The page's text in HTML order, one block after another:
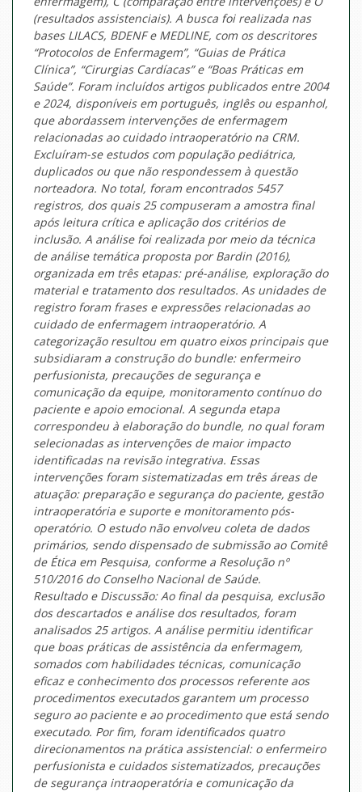
(resultados assistenciais). A busca foi realizada nas
bases LILACS, BDENF e MEDLINE, com os descritores
“Protocolos de Enfermagem”, “Guias de Prática
Clínica”, “Cirurgias Cardíacas” e “Boas Práticas em
Saúde”. Foram incluídos artigos publicados entre 2004
e 2024, disponíveis em português, inglês ou espanhol,
que abordassem intervenções de enfermagem
relacionadas ao cuidado intraoperatório na CRM.
Excluíram-se estudos com população pediátrica,
duplicados ou que não respondessem à questão
norteadora. No total, foram encontrados 5457
registros, dos quais 25 compuseram a amostra final
após leitura crítica e aplicação dos critérios de
inclusão. A análise foi realizada por meio da técnica
de análise temática proposta por Bardin (2016),
organizada em três etapas: pré-análise, exploração do
material e tratamento dos resultados. As unidades de
registro foram frases e expressões relacionadas ao
cuidado de enfermagem intraoperatório. A
categorização resultou em quatro eixos principais que
subsidiaram a construção do bundle: enfermeiro
perfusionista, precauções de segurança e
comunicação da equipe, monitoramento contínuo do
paciente e apoio emocional. A segunda etapa
correspondeu à elaboração do bundle, no qual foram
selecionadas as intervenções de maior impacto
identificadas na revisão integrativa. Essas
intervenções foram sistematizadas em três áreas de
atuação: preparação e segurança do paciente, gestão
intraoperatória e suporte e monitoramento pós-
operatório. O estudo não envolveu coleta de dados
primários, sendo dispensado de submissão ao Comitê
de Ética em Pesquisa, conforme a Resolução nº
510/2016 do Conselho Nacional de Saúde.
Resultado e Discussão: Ao final da pesquisa, exclusão
dos descartados e análise dos resultados, foram
analisados 25 artigos. A análise permitiu identificar
que boas práticas de assistência da enfermagem,
somados com habilidades técnicas, comunicação
eficaz e conhecimento dos processos referente aos
procedimentos executados garantem um processo
seguro ao paciente e ao procedimento que está sendo
executado. Por fim, foram identificados quatro
direcionamentos na prática assistencial: o enfermeiro
perfusionista e cuidados sistematizados, precauções
de segurança intraoperatória e comunicação da